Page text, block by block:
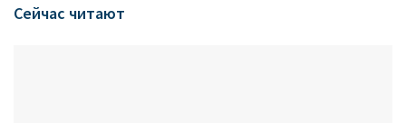
Сейчас читают